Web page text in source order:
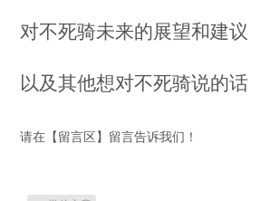
对不死骑未来的展望和建议
以及其他想对不死骑说的话
请在【留言区】 留言告诉我们！